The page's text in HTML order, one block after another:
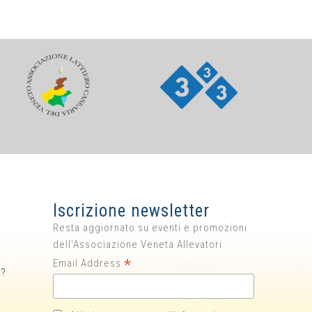
Iscrizione newsletter
Resta aggiornato su eventi e promozioni
dell'Associazione Veneta Allevatori
Email Address *